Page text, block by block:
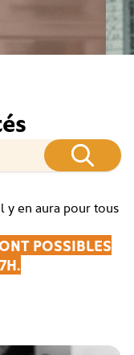
y en aura pour tous
POSSIBLES